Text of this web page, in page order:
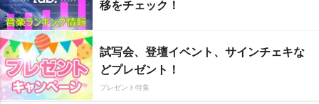
移をチェック！
試写会、登壇イベント、サインチェキな
どプレゼント！
プレゼント特集